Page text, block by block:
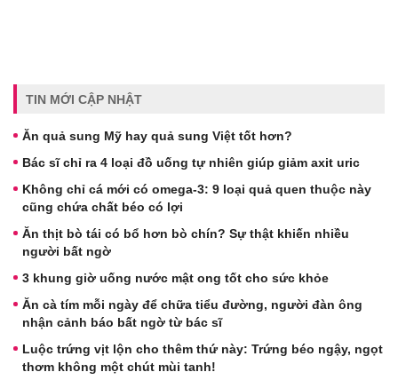
TIN MỚI CẬP NHẬT
Ăn quả sung Mỹ hay quả sung Việt tốt hơn?
Bác sĩ chỉ ra 4 loại đồ uống tự nhiên giúp giảm axit uric
Không chỉ cá mới có omega-3: 9 loại quả quen thuộc này
cũng chứa chất béo có lợi
Ăn thịt bò tái có bổ hơn bò chín? Sự thật khiến nhiều
người bất ngờ
3 khung giờ uống nước mật ong tốt cho sức khỏe
Ăn cà tím mỗi ngày để chữa tiểu đường, người đàn ông
nhận cảnh báo bất ngờ từ bác sĩ
Luộc trứng vịt lộn cho thêm thứ này: Trứng béo ngậy, ngọt
thơm không một chút mùi tanh!